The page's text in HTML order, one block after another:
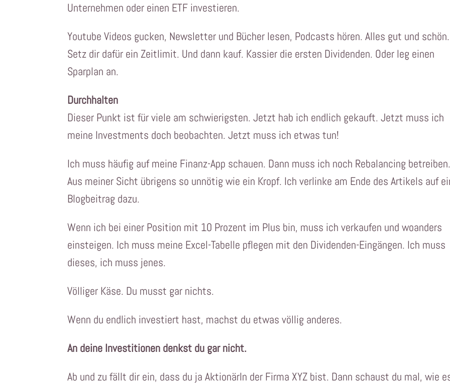
Unternehmen oder einen ETF investieren.
Youtube Videos gucken, Newsletter und Bücher lesen, Podcasts hören. Alles gut und schön.
Setz dir dafür ein Zeitlimit. Und dann kauf. Kassier die ersten Dividenden. Oder leg einen
Sparplan an.
Durchhalten
Dieser Punkt ist für viele am schwierigsten. Jetzt hab ich endlich gekauft. Jetzt muss ich
meine Investments doch beobachten. Jetzt muss ich etwas tun!
Ich muss häufig auf meine Finanz-App schauen. Dann muss ich noch Rebalancing
Aus meiner Sicht übrigens so unnötig wie ein Kropf. Ich verlinke am Ende des Artikels auf
Blogbeitrag dazu.
Wenn ich bei einer Position mit 10 Prozent im Plus bin, muss ich verkaufen und woanders
einsteigen. Ich muss meine Excel-Tabelle pflegen mit den Dividenden-Eingängen. Ich muss
dieses, ich muss jenes.
Völliger Käse. Du musst gar nichts.
Wenn du endlich investiert hast, machst du etwas völlig anderes.
An deine Investitionen denkst du gar nicht.
Ab und zu fällt dir ein, dass du ja AktionärIn der Firma XYZ bist. Dann schaust du mal, wie